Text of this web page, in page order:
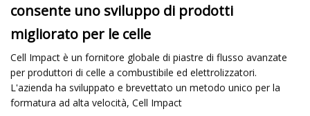
consente uno sviluppo di prodotti
migliorato per le celle
Cell Impact è un fornitore globale di piastre di flusso avanzate
per produttori di celle a combustibile ed elettrolizzatori.
L'azienda ha sviluppato e brevettato un metodo unico per la
formatura ad alta velocità, Cell Impact